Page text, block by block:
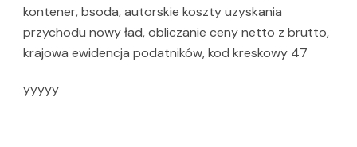
kontener, bsoda, autorskie koszty uzyskania
przychodu nowy ład, obliczanie ceny netto z brutto,
krajowa ewidencja podatników, kod kreskowy 47
yyyyy